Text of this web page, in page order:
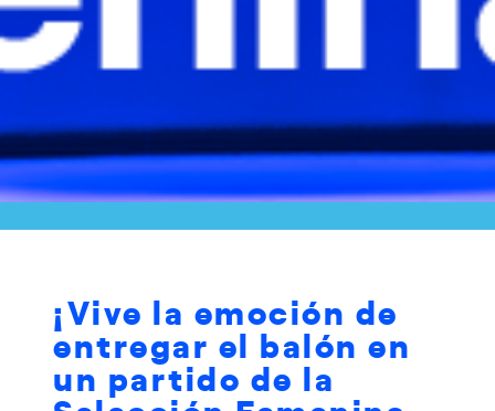
¡Vive la emoción de
entregar el balón en
un partido de la